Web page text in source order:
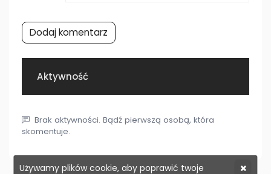
Dodaj komentarz
Aktywność
Brak aktywności. Bądź pierwszą osobą, która
skomentuje.
Używamy plików cookie, aby poprawić twoje